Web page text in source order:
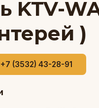
KTV-
)
+7 (3532) 43-28-91